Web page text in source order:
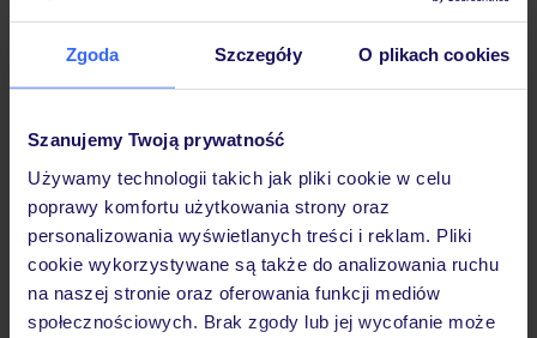
Zgoda Szczegóły O plikach cookies
Szanujemy Twoją prywatność
Używamy technologii takich jak pliki cookie w celu
poprawy komfortu użytkowania strony oraz
personalizowania wyświetlanych treści i reklam. Pliki
cookie wykorzystywane są także do analizowania ruchu
na naszej stronie oraz oferowania funkcji mediów
społecznościowych. Brak zgody lub jej wycofanie może
Pokoje
Wyżywienie